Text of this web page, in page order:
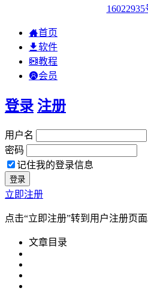
16022935
首页
软件
教程
会员
登录 注册
用户名
密码
记住我的登录信息
立即注册
点击“立即注册”转到用户注册页面
文章目录